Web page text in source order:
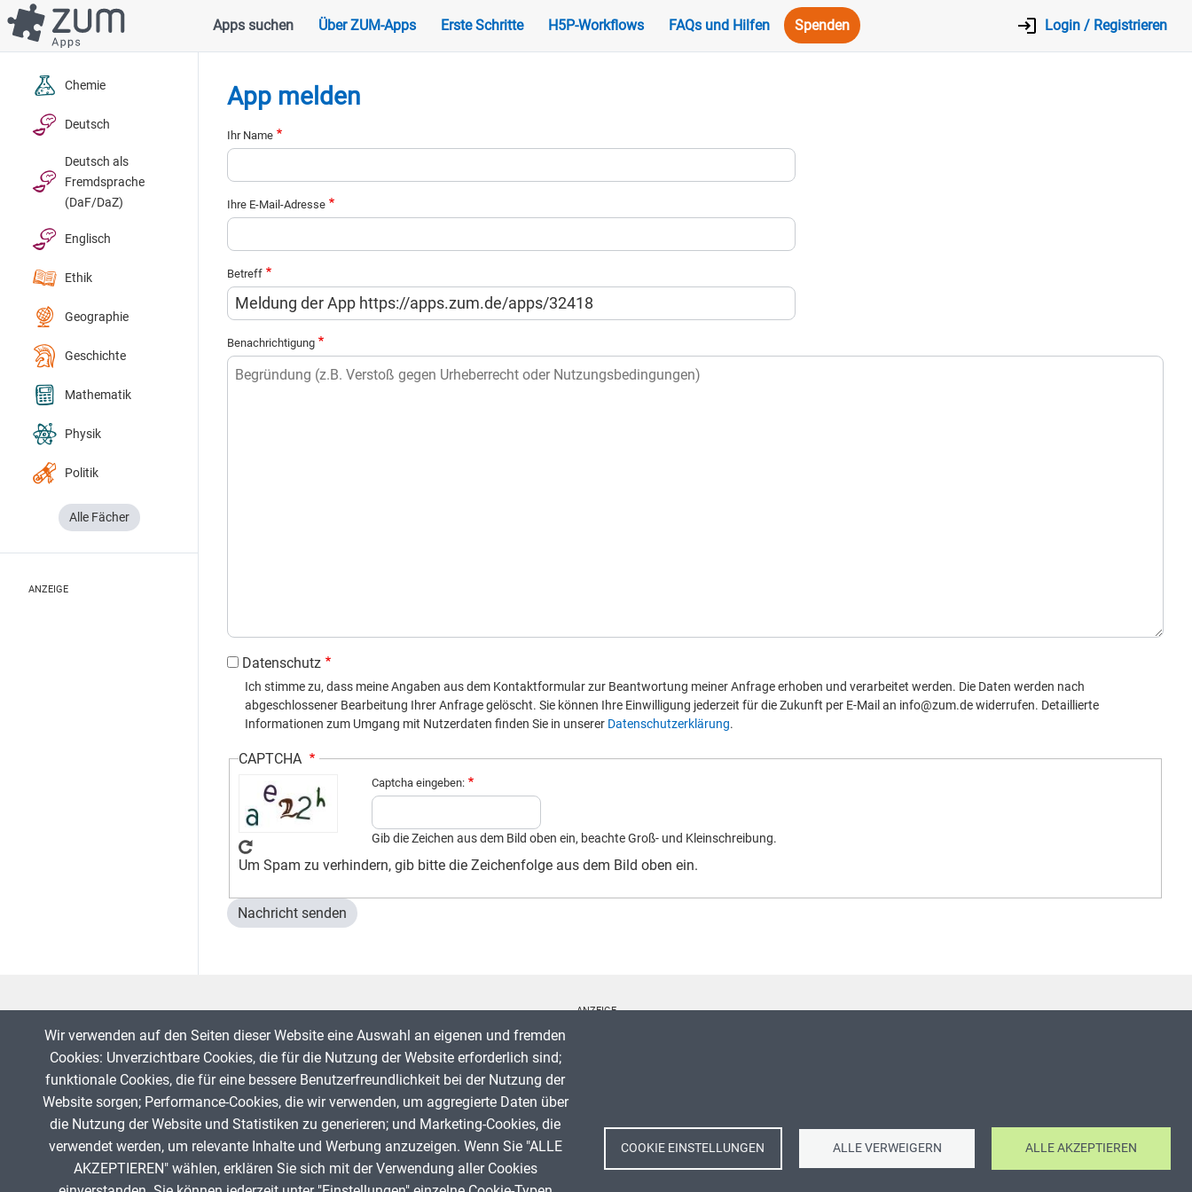
Direkt
zum
Inhalt
Hauptnavigation
Apps suchen Über ZUM-Apps Erste Schritte H5P-Workflows FAQs und Hilfen Spenden Login / Registrieren
Chemie
Deutsch
Deutsch als
Fremdsprache
(DaF/DaZ)
Englisch
Ethik
Geographie
Geschichte
Mathematik
Physik
Politik
Alle Fächer
ANZEIGE
App melden
Ihr Name
Ihre E-Mail-Adresse
Betreff
Benachrichtigung
Datenschutz
Ich stimme zu, dass meine Angaben aus dem Kontaktformular zur Beantwortung meiner Anfrage erhoben und verarbeitet werden. Die Daten werden nach
abgeschlossener Bearbeitung Ihrer Anfrage gelöscht. Sie können Ihre Einwilligung jederzeit für die Zukunft per E-Mail an info@zum.de widerrufen. Detaillierte
Informationen zum Umgang mit Nutzerdaten finden Sie in unserer Datenschutzerklärung.
CAPTCHA
Captcha eingeben:
Gib die Zeichen aus dem Bild oben ein, beachte Groß- und Kleinschreibung.
Um Spam zu verhindern, gib bitte die Zeichenfolge aus dem Bild oben ein.
ANZEIGE
Fußzeile
Impressum
Datenschutz
Wir verwenden auf den Seiten dieser Website eine Auswahl an eigenen und fremden
Cookies: Unverzichtbare Cookies, die für die Nutzung der Website erforderlich sind;
funktionale Cookies, die für eine bessere Benutzerfreundlichkeit bei der Nutzung der
Website sorgen; Performance-Cookies, die wir verwenden, um aggregierte Daten über
die Nutzung der Website und Statistiken zu generieren; und Marketing-Cookies, die
verwendet werden, um relevante Inhalte und Werbung anzuzeigen. Wenn Sie "ALLE
AKZEPTIEREN" wählen, erklären Sie sich mit der Verwendung aller Cookies
COOKIE EINSTELLUNGEN ALLE VERWEIGERN ALLE AKZEPTIEREN